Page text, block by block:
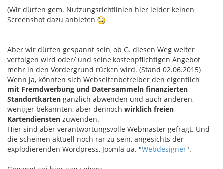
(Wir dürfen gem. Nutzungsrichtlinien hier leider keinen
Screenshot dazu anbieten
Aber wir dürfen gespannt sein, ob G. diesen Weg weiter
verfolgen wird oder/ und seine kostenpflichtigen Angebot
mehr in den Vordergrund rücken wird. (Stand 02.06.2015)
Wenn ja, könnten sich Webseitenbetreiber den eigentlich
mit Fremdwerbung und Datensammeln finanzierten
Standortkarten gänzlich abwenden und auch anderen,
weniger bekannten, aber dennoch wirklich freien
Kartendiensten zuwenden.
Hier sind aber verantwortungsvolle Webmaster gefragt. Und
die scheinen aktuell noch rar zu sein, angesichts der
explodierenden Wordpress, Joomla ua. "Webdesigner".